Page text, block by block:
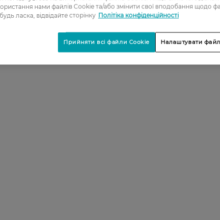
нами файлів Cookie та/або змінити свої вподобання щодо
ласка, відвідайте сторінку Політіка конфіденційності
Налаштувати
Прийняти всі файли Cookie